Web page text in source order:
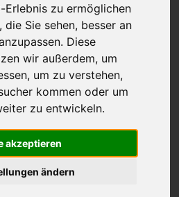
Erlebnis zu ermöglichen
die Sie sehen, besser an
Diese
wir außerdem, um
um zu verstehen,
kommen oder um
zu entwickeln.
akzeptieren
ändern
und
für Zuhause, den
zur Warenpräsentation
die Funktionalität mit
Desing
aus Holz mit Liebe zum
and hergestellt in